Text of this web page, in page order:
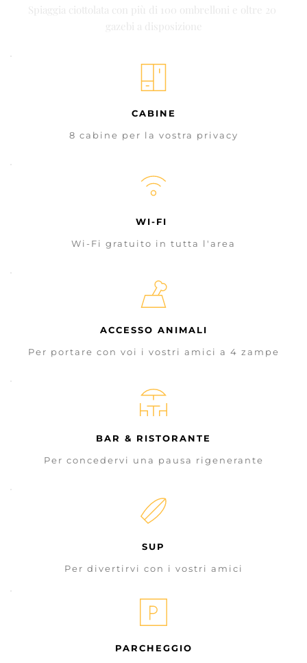
Spiaggia ciottolata con più di 100 ombrelloni e oltre 20
gazebi a disposizione
CABINE
8 cabine per la vostra privacy
WI-FI
Wi-Fi gratuito in tutta l'area
ACCESSO ANIMALI
Per portare con voi i vostri amici a 4 zampe
BAR & RISTORANTE
Per concedervi una pausa rigenerante
SUP
Per divertirvi con i vostri amici
PARCHEGGIO